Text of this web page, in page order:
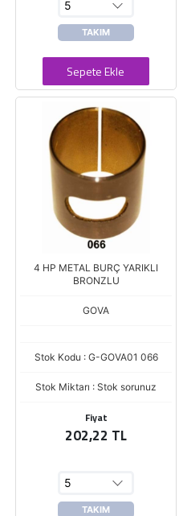
TAKIM
Sepete Ekle
4 HP METAL BURÇ YARIKLI
BRONZLU
GOVA
Stok Kodu : G-GOVA01 066
Stok Miktarı : Stok sorunuz
Fiyat
202,22 TL
TAKIM